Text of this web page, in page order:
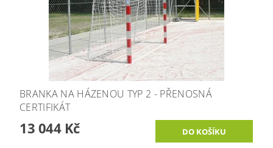
BRANKA NA HÁZENOU TYP 2 - PŘENOSNÁ
CERTIFIKÁT
13 044 Kč